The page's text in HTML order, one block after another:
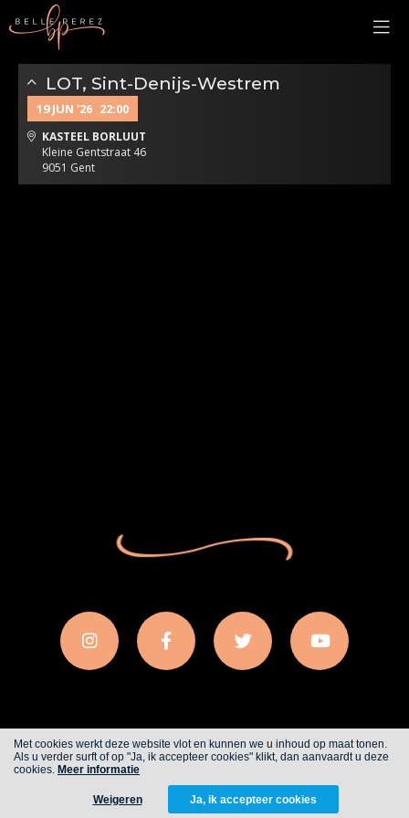
LOT, Sint-Denijs-Westrem
19 JUN '26 22:00
KASTEEL BORLUUT
Kleine Gentstraat 46
9051 Gent
Cookies Privacy
FROM ALWAYS AWAKE
Met cookies werkt deze website vlot en kunnen we u inhoud op maat tonen.
Als u verder surft of op "Ja, ik accepteer cookies" klikt, dan aanvaardt u deze
cookies. Meer informatie
Weigeren Ja, ik accepteer cookies